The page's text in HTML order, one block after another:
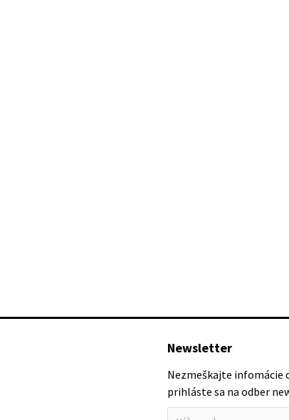
Newsletter
Nezmeškajte infomácie
prihláste sa na odber